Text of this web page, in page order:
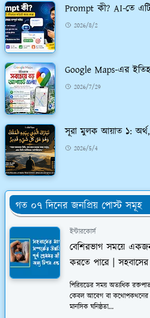
Prompt কী? AI-তে
2026/8/2
Google Maps-এর
2026/7/29
সূরা মুলক আয়াত ১: অর্থ,
2026/5/4
গত ০৭ দিনের জনপ্রিয় পোস্ট সমূহ
ইন্টারকোর্স
বেশিরভাগ সময়ে
করতে পারে | সহবাসের
পিরিয়ডের সময় অত্যধিক
কেবল আবেগ বা কথোপকথনের
মানসিক ঘনিষ্ঠতা...